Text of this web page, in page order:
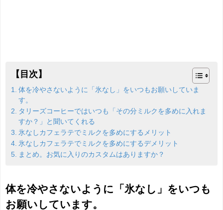
【目次】
体を冷やさないように「氷なし」をいつもお願いしていま
す。
タリーズコーヒーではいつも「その分ミルクを多めに入れま
すか？」と聞いてくれる
氷なしカフェラテでミルクを多めにするメリット
氷なしカフェラテでミルクを多めにするデメリット
まとめ。お気に入りのカスタムはありますか？
体を冷やさないように「氷なし」をいつも
お願いしています。